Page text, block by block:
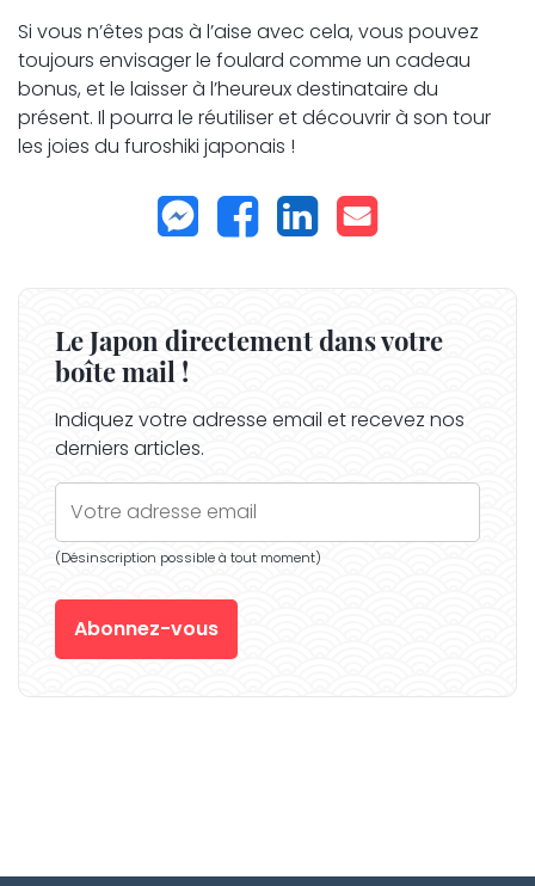
Si vous n’êtes pas à l’aise avec cela, vous pouvez
toujours envisager le foulard comme un cadeau
bonus, et le laisser à l’heureux destinataire du
présent. Il pourra le réutiliser et découvrir à son tour
les joies du furoshiki japonais !
Le Japon directement dans votre
boîte mail !
Indiquez votre adresse email et recevez nos
derniers articles.
(Désinscription possible à tout moment)